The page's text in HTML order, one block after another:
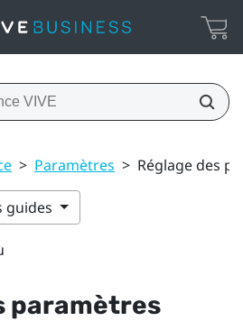
> Paramètres > Réglage des
guides
paramètres